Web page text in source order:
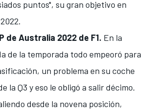
puntos", su gran objetivo en
de Australia 2022 de F1. En la
de la temporada todo empeoró para
un problema en su coche
la Q3 y eso le obligó a salir décimo.
desde la novena posición,